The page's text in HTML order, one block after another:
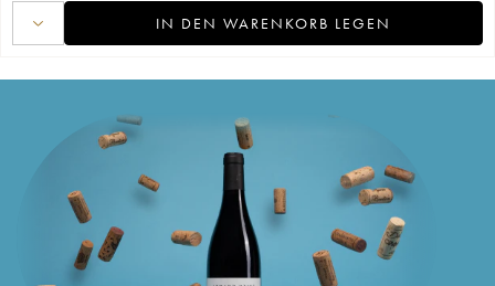
IN DEN WARENKORB LEGEN